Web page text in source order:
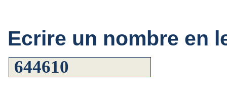
Ecrire un nombre en